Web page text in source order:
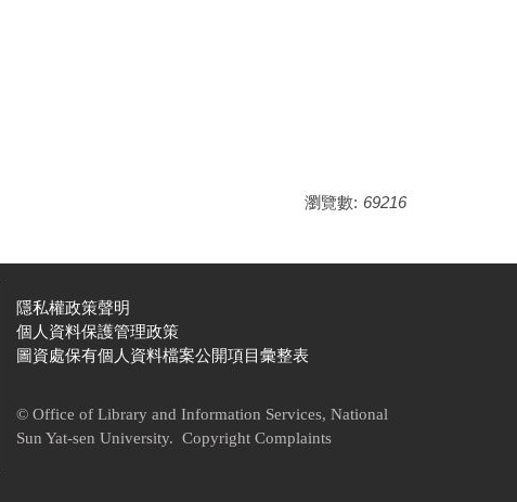
瀏覽數: 69216
隱私權政策聲明
個人資料保護管理政策
圖資處保有個人資料檔案公開項目彙整表
© Office of Library and Information Services, National
Sun Yat-sen University. Copyright Complaints